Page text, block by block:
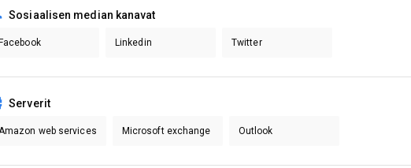
Sosiaalisen median kanavat
Linkedin Twitter
Serverit
web services Microsoft exchange Outlook